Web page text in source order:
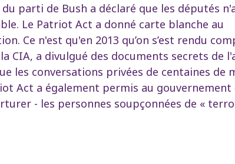
parti de Bush a déclaré que les députés
Le Patriot Act a donné carte blanche au
Ce n'est qu'en 2013 qu’on s’est rendu
CIA, a divulgué des documents secrets de
les conversations privées de centaines de
Act a également permis au
- les personnes soupçonnées de «